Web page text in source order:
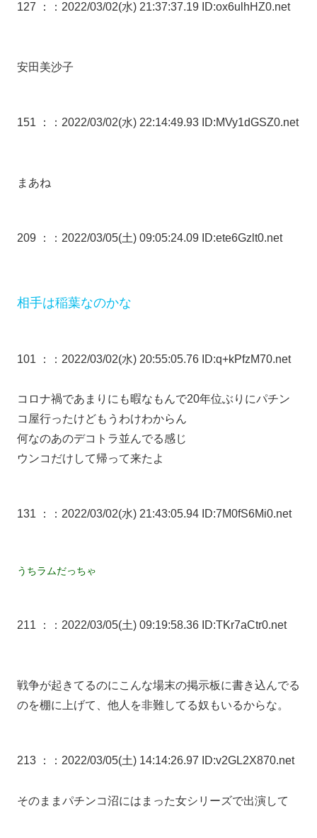
127 ： ：2022/03/02(水) 21:37:37.19 ID:ox6ulhHZ0.net
安田美沙子
151 ： ：2022/03/02(水) 22:14:49.93 ID:MVy1dGSZ0.net
まあね
209 ： ：2022/03/05(土) 09:05:24.09 ID:ete6Gzlt0.net
相手は稲葉なのかな
101 ： ：2022/03/02(水) 20:55:05.76 ID:q+kPfzM70.net
コロナ禍であまりにも暇なもんで20年位ぶりにパチン
コ屋行ったけどもうわけわからん
何なのあのデコトラ並んでる感じ
ウンコだけして帰って来たよ
131 ： ：2022/03/02(水) 21:43:05.94 ID:7M0fS6Mi0.net
うちラムだっちゃ
211 ： ：2022/03/05(土) 09:19:58.36 ID:TKr7aCtr0.net
戦争が起きてるのにこんな場末の掲示板に書き込んでる
のを棚に上げて、他人を非難してる奴もいるからな。
213 ： ：2022/03/05(土) 14:14:26.97 ID:v2GL2X870.net
そのままパチンコ沼にはまった女シリーズで出演して